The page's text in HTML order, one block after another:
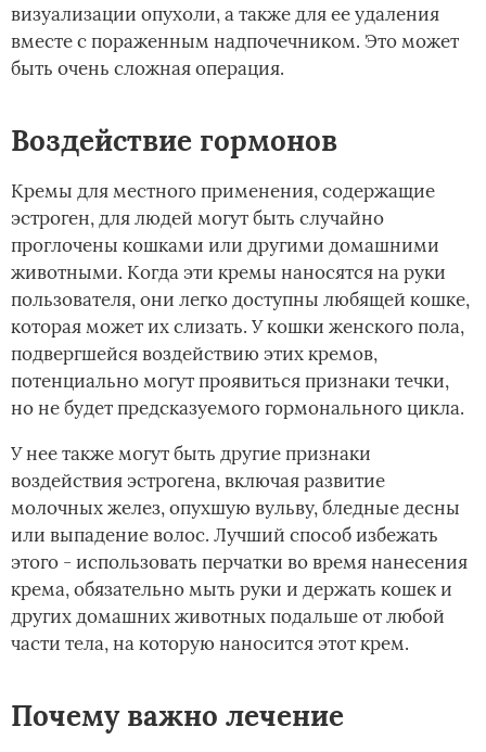
визуализации опухоли, а также для ее удаления
вместе с пораженным надпочечником. Это может
быть очень сложная операция.
Воздействие гормонов
Кремы для местного применения, содержащие
эстроген, для людей могут быть случайно
проглочены кошками или другими домашними
животными. Когда эти кремы наносятся на руки
пользователя, они легко доступны любящей кошке,
которая может их слизать. У кошки женского пола,
подвергшейся воздействию этих кремов,
потенциально могут проявиться признаки течки,
но не будет предсказуемого гормонального цикла.
У нее также могут быть другие признаки
воздействия эстрогена, включая развитие
молочных желез, опухшую вульву, бледные десны
или выпадение волос. Лучший способ избежать
этого - использовать перчатки во время нанесения
крема, обязательно мыть руки и держать кошек и
других домашних животных подальше от любой
части тела, на которую наносится этот крем.
Почему важно лечение